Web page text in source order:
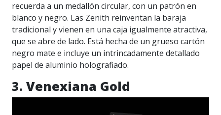
recuerda a un medallón circular, con un patrón en
blanco y negro. Las Zenith reinventan la baraja
tradicional y vienen en una caja igualmente atractiva,
que se abre de lado. Está hecha de un grueso cartón
negro mate e incluye un intrincadamente detallado
papel de aluminio holografiado.
3. Venexiana Gold